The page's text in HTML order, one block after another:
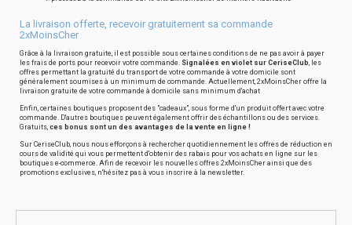
La livraison offerte, recevoir gratuitement sa commande
2xMoinsCher
Grâce à la livraison gratuite, il est possible sous certaines conditions de ne pas avoir à payer
les frais de ports pour recevoir votre commande. Signalées en violet sur CeriseClub, les
offres permettant la gratuité du transport de votre commande à votre domicile sont
généralement soumises à un minimum de commande. Actuellement, 2xMoinsCher offre la
livraison gratuite de votre commande à domicile sans minimum d'achat
Enfin, certaines boutiques proposent des "cadeaux", sous forme d'un produit offert avec votre
commande. D'autres boutiques peuvent également offrir des échantillons ou des services.
Gratuits, ces bonus sont un des avantages de la vente en ligne !
Sur CeriseClub, nous nous efforçons à rechercher quotidiennement les offres de réduction en
cours de validité qui vous permettent d'obtenir des rabais pour vos achats en ligne sur les
boutiques e-commerce. Afin de recevoir les nouvelles offres 2xMoinsCher ainsi que des
promotions exclusives, n'hésitez pas à vous inscrire à la newsletter.